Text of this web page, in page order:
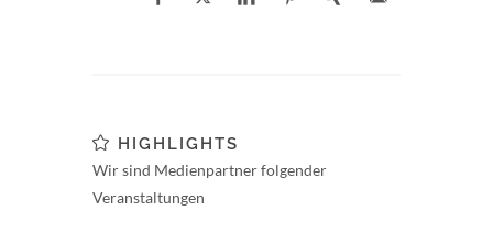
HIGHLIGHTS
Wir sind Medienpartner folgender
Veranstaltungen